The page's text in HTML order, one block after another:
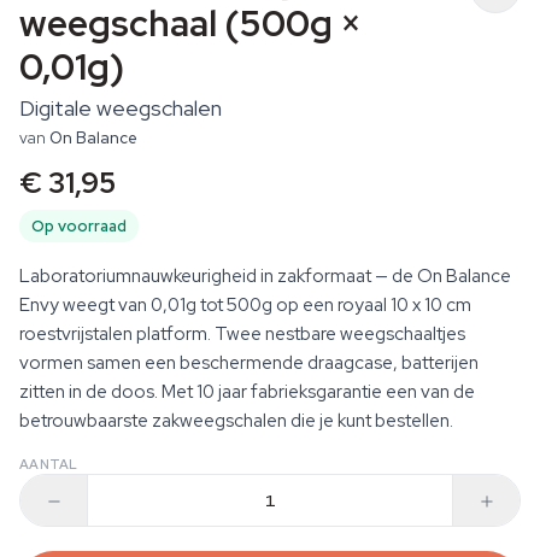
weegschaal (500g ×
0,01g)
Digitale weegschalen
van On Balance
€ 31,95
Op voorraad
Laboratoriumnauwkeurigheid in zakformaat — de On Balance
Envy weegt van 0,01g tot 500g op een royaal 10 x 10 cm
roestvrijstalen platform. Twee nestbare weegschaaltjes
vormen samen een beschermende draagcase, batterijen
zitten in de doos. Met 10 jaar fabrieksgarantie een van de
betrouwbaarste zakweegschalen die je kunt bestellen.
AANTAL